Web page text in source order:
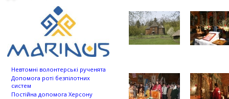
Невтомні волонтерські рученята
Допомога роті безпілотних
систем
Постійна допомога Херсону